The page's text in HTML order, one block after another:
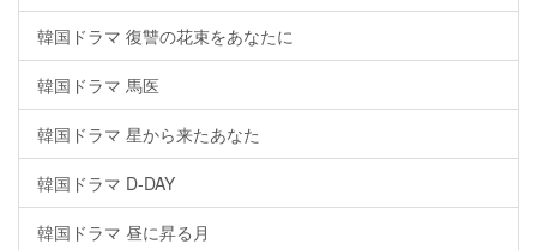
韓国ドラマ 復讐の花束をあなたに
韓国ドラマ 馬医
韓国ドラマ 星から来たあなた
韓国ドラマ D-DAY
韓国ドラマ 昼に昇る月